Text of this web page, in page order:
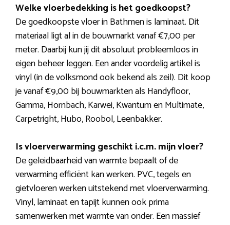
Welke vloerbedekking is het goedkoopst?
De goedkoopste vloer in Bathmen is laminaat. Dit
materiaal ligt al in de bouwmarkt vanaf €7,00 per
meter. Daarbij kun jij dit absoluut probleemloos in
eigen beheer leggen. Een ander voordelig artikel is
vinyl (in de volksmond ook bekend als zeil). Dit koop
je vanaf €9,00 bij bouwmarkten als Handyfloor,
Gamma, Hornbach, Karwei, Kwantum en Multimate,
Carpetright, Hubo, Roobol, Leenbakker.
Is vloerverwarming geschikt i.c.m. mijn vloer?
De geleidbaarheid van warmte bepaalt of de
verwarming efficiënt kan werken. PVC, tegels en
gietvloeren werken uitstekend met vloerverwarming.
Vinyl, laminaat en tapijt kunnen ook prima
samenwerken met warmte van onder. Een massief